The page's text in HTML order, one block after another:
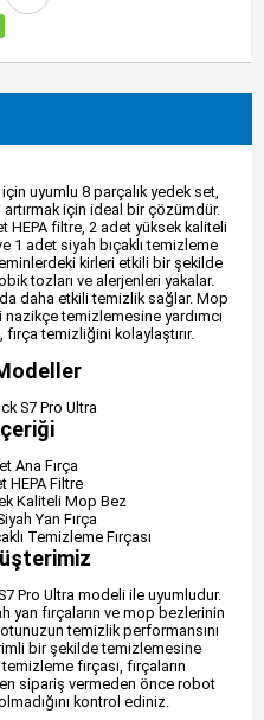
uyumlu 8 parçalık yedek set,
için ideal bir çözümdür.
HEPA filtre, 2 adet yüksek kaliteli
1 adet siyah bıçaklı temizleme
kirleri etkili bir şekilde
tozları ve alerjenleri yakalar.
daha etkili temizlik sağlar. Mop
temizlemesine yardımcı
fırça temizliğini kolaylaştırır.
S7 Pro Ultra
Ana Fırça
HEPA Filtre
Kaliteli Mop Bez
Yan Fırça
Temizleme Fırçası
Pro Ultra modeli ile uyumludur.
yan fırçaların ve mop bezlerinin
temizlik performansını
bir şekilde temizlemesine
fırçası, fırçaların
sipariş vermeden önce robot
kontrol ediniz.